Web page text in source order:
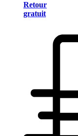
Retour
gratuit